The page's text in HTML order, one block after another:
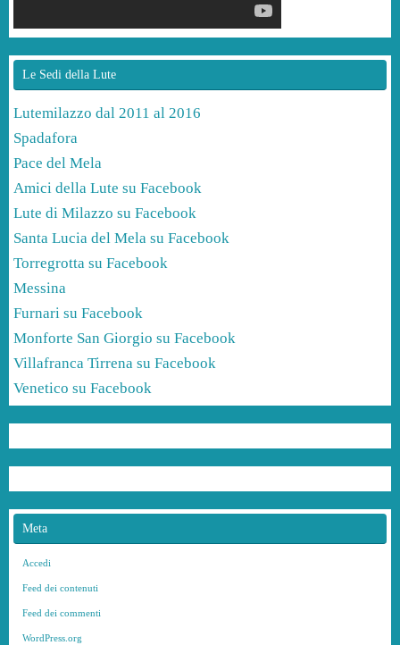
Le Sedi della Lute
Lutemilazzo dal 2011 al 2016
Spadafora
Pace del Mela
Amici della Lute su Facebook
Lute di Milazzo su Facebook
Santa Lucia del Mela su Facebook
Torregrotta su Facebook
Messina
Furnari su Facebook
Monforte San Giorgio su Facebook
Villafranca Tirrena su Facebook
Venetico su Facebook
Meta
Accedi
Feed dei contenuti
Feed dei commenti
WordPress.org